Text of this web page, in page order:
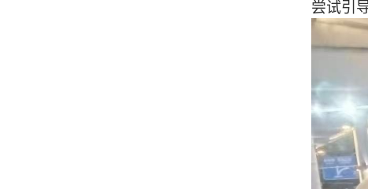
尝试引